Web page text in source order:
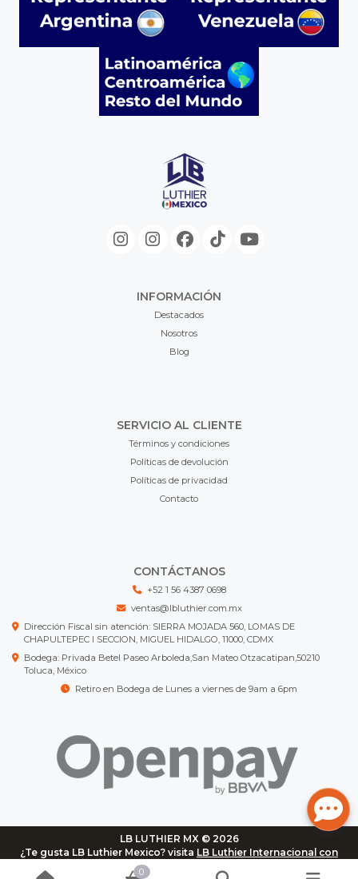
INFORMACIÓN
Destacados
Nosotros
Blog
SERVICIO AL CLIENTE
Términos y condiciones
Políticas de devolución
Políticas de privacidad
Contacto
CONTÁCTANOS
+52 1 56 4387 0698
ventas@lbluthier.com.mx
Dirección Fiscal sin atención: SIERRA MOJADA 560, LOMAS DE
CHAPULTEPEC I SECCION, MIGUEL HIDALGO, 11000, CDMX
Bodega: Privada Betel Paseo Arboleda,San Mateo Otzacatipan,50210
Toluca, México
Retiro en Bodega de Lunes a viernes de 9am a 6pm
LB LUTHIER MX © 2026
¿Te gusta LB Luthier Mexico? visita LB Luthier Internacional con
más de 3.000 productos disponibles
0